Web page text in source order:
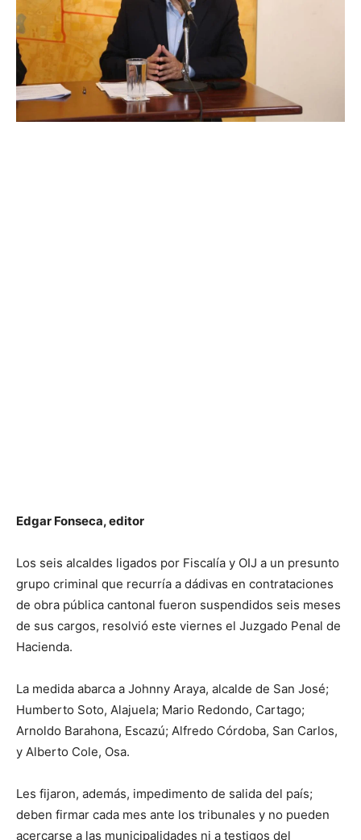
Edgar Fonseca, editor
Los seis alcaldes ligados por Fiscalía y OIJ a un presunto
grupo criminal que recurría a dádivas en contrataciones
de obra pública cantonal fueron suspendidos seis meses
de sus cargos, resolvió este viernes el Juzgado Penal de
Hacienda.
La medida abarca a Johnny Araya, alcalde de San José;
Humberto Soto, Alajuela; Mario Redondo, Cartago;
Arnoldo Barahona, Escazú; Alfredo Córdoba, San Carlos,
y Alberto Cole, Osa.
Les fijaron, además, impedimento de salida del país;
deben firmar cada mes ante los tribunales y no pueden
acercarse a las municipalidades ni a testigos del